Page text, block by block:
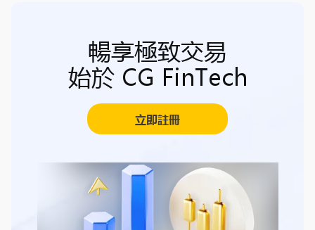
暢享極致交易
始於 CG FinTech
立即註冊